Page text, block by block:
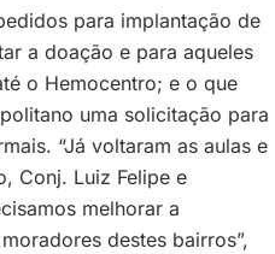
para implantação de
a doação e para aqueles
o Hemocentro; e o que
uma solicitação para
“Já voltaram as aulas e
Conj. Luiz Felipe e
melhorar a
destes bairros”,